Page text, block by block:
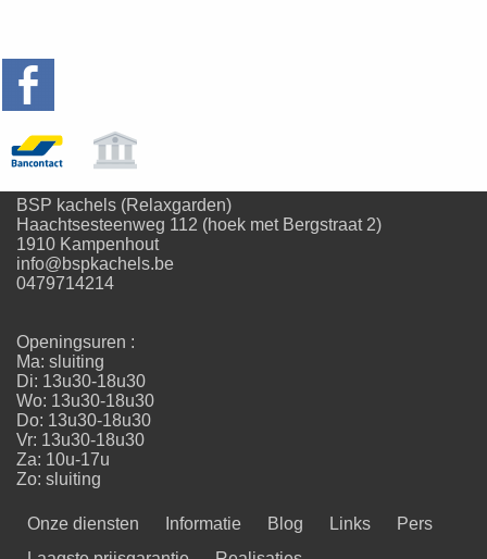
BSP kachels (Relaxgarden)
Haachtsesteenweg 112 (hoek met Bergstraat 2)
1910 Kampenhout
info@bspkachels.be
0479714214
Openingsuren :
Ma: sluiting
Di: 13u30-18u30
Wo: 13u30-18u30
Do: 13u30-18u30
Vr: 13u30-18u30
Za: 10u-17u
Zo: sluiting
Onze diensten Informatie Blog Links
Pers